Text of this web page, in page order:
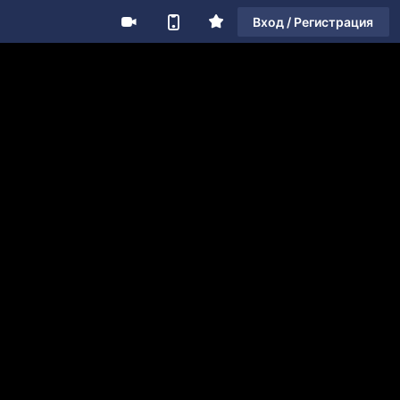
Вход / Регистрация